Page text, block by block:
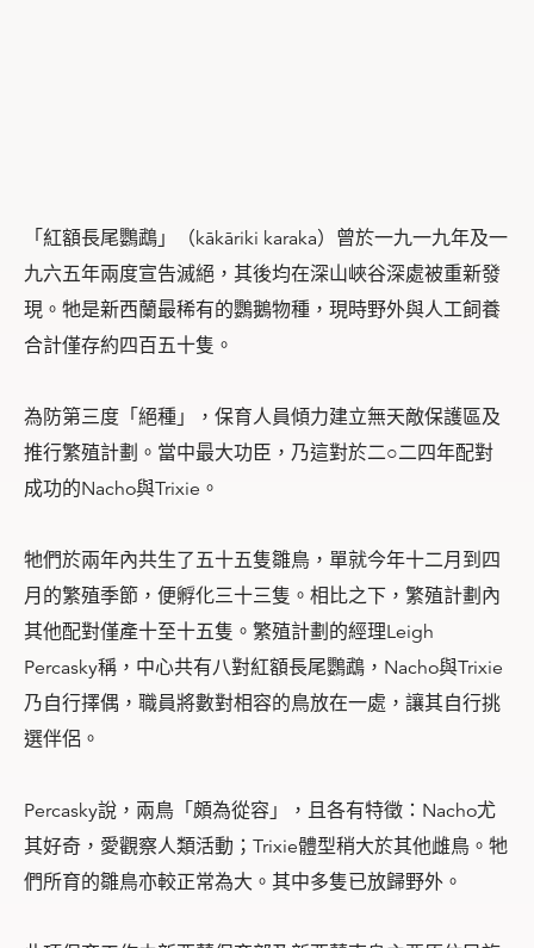
「紅額長尾鸚鵡」（kākāriki karaka）曾於一九一九年及一
九六五年兩度宣告滅絕，其後均在深山峽谷深處被重新發
現。牠是新西蘭最稀有的鸚鵝物種，現時野外與人工飼養
合計僅存約四百五十隻。
為防第三度「絕種」，保育人員傾力建立無天敵保護區及
推行繁殖計劃。當中最大功臣，乃這對於二○二四年配對
成功的Nacho與Trixie。
牠們於兩年內共生了五十五隻雛鳥，單就今年十二月到四
月的繁殖季節，便孵化三十三隻。相比之下，繁殖計劃內
其他配對僅產十至十五隻。繁殖計劃的經理Leigh
Percasky稱，中心共有八對紅額長尾鸚鵡，Nacho與Trixie
乃自行擇偶，職員將數對相容的鳥放在一處，讓其自行挑
選伴侶。
Percasky說，兩鳥「頗為從容」，且各有特徵：Nacho尤
其好奇，愛觀察人類活動；Trixie體型稍大於其他雌鳥。牠
們所育的雛鳥亦較正常為大。其中多隻已放歸野外。